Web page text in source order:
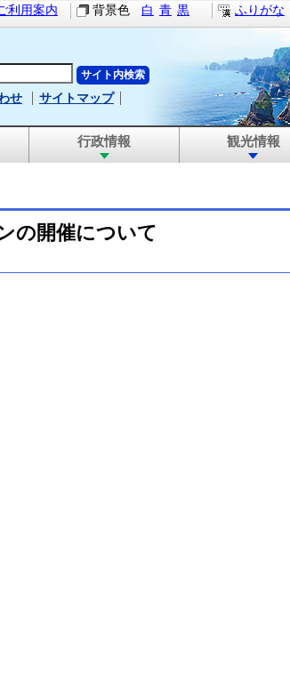
利用案内 背景色 白 青 黒 ふりがな
せ サイトマップ
行政情報 観光情報
の開催について